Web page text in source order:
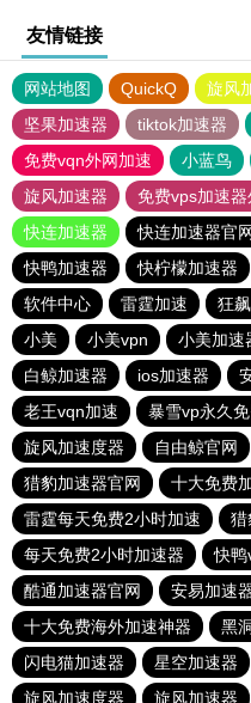
友情链接
网站地图 QuickQ 旋风
坚果加速器
tiktok加速器
免费vqn外网加速
小蓝鸟
旋风加速器
免费vps加速
快连加速器
快连加速器官
快鸭加速器
快柠檬加速器
软件中心
雷霆加速 狂
小美
小美vpn 小美加速
白鲸加速器
ios加速器
老王vqn加速
暴雪vp永久
旋风加速度器
自由鲸官网
猎豹加速器官网
十大免费
雷霆每天免费2小时加速
猎
每天免费2小时加速器
快鸭
酷通加速器官网
安易加速
十大免费海外加速神器
黑
闪电猫加速器
星空加速器
旋风加速度器
旋风加速器